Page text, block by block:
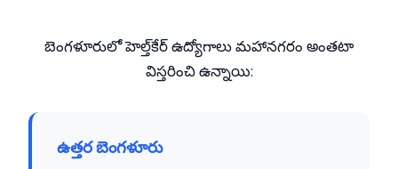
బెంగళూరులో హెల్త్‌కేర్ ఉద్యోగాలు మహానగరం అంతటా
విస్తరించి ఉన్నాయి:
ఉత్తర బెంగళూరు